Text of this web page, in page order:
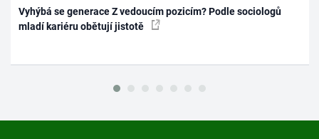
Vyhýbá se generace Z vedoucím pozicím? Podle sociologů
mladí kariéru obětují jistotě